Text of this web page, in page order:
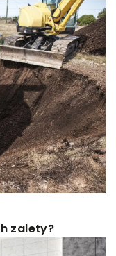
zalety?